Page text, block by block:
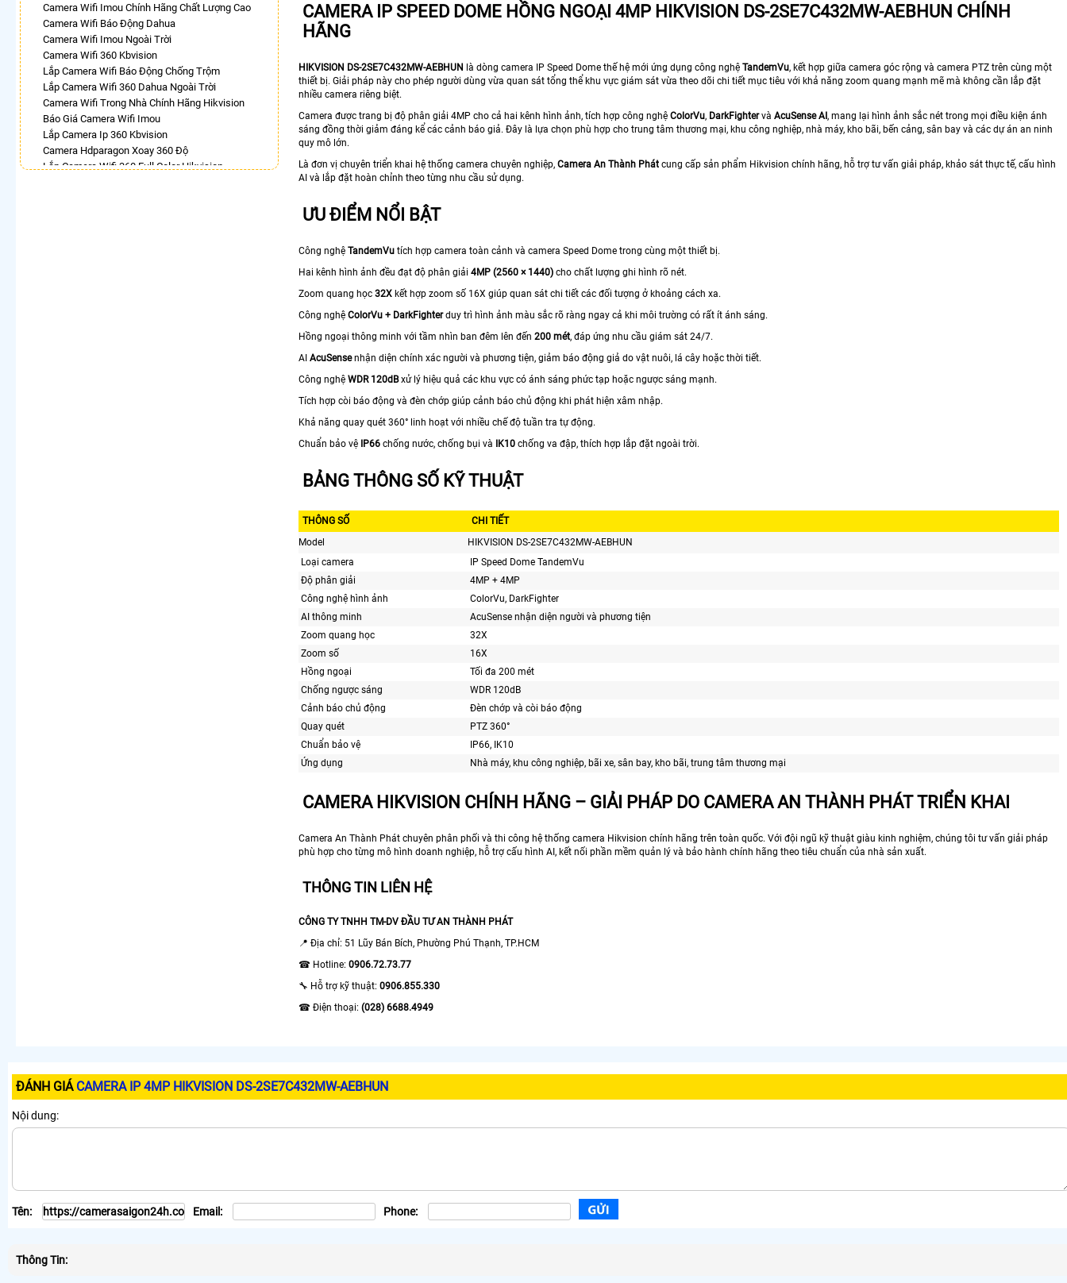
Camera Wifi Imou Chính Hãng Chất Lượng Cao
Camera Wifi Báo Động Dahua
Camera Wifi Imou Ngoài Trời
Camera Wifi 360 Kbvision
Lắp Camera Wifi Báo Động Chống Trộm
Lắp Camera Wifi 360 Dahua Ngoài Trời
Camera Wifi Trong Nhà Chính Hãng Hikvision
Báo Giá Camera Wifi Imou
Lắp Camera Ip 360 Kbvision
Camera Hdparagon Xoay 360 Độ
Lắp Camera Wifi 360 Full Color Hikvision
CAMERA IP SPEED DOME HỒNG NGOẠI 4MP HIKVISION DS-2SE7C432MW-AEBHUN CHÍNH
HÃNG
HIKVISION DS-2SE7C432MW-AEBHUN là dòng camera IP Speed Dome thế hệ mới ứng dụng công nghệ TandemVu, kết hợp giữa camera góc rộng và camera PTZ trên cùng một
thiết bị. Giải pháp này cho phép người dùng vừa quan sát tổng thể khu vực giám sát vừa theo dõi chi tiết mục tiêu với khả năng zoom quang mạnh mẽ mà không cần lắp đặt
nhiều camera riêng biệt.
Camera được trang bị độ phân giải 4MP cho cả hai kênh hình ảnh, tích hợp công nghệ ColorVu, DarkFightervà AcuSense AI, mang lại hình ảnh sắc nét trong mọi điều kiện ánh
sáng đồng thời giảm đáng kể các cảnh báo giả. Đây là lựa chọn phù hợp cho trung tâm thương mại, khu công nghiệp, nhà máy, kho bãi, bến cảng, sân bay và các dự án an ninh
quy mô lớn.
Là đơn vị chuyên triển khai hệ thống camera chuyên nghiệp, Camera An Thành Phát cung cấp sản phẩm Hikvision chính hãng, hỗ trợ tư vấn giải pháp, khảo sát thực tế, cấu hình
AI và lắp đặt hoàn chỉnh theo từng nhu cầu sử dụng.
ƯU ĐIỂM NỔI BẬT
Công nghệ TandemVu tích hợp camera toàn cảnh và camera Speed Dome trong cùng một thiết bị.
Hai kênh hình ảnh đều đạt độ phân giải 4MP (2560 × 1440) cho chất lượng ghi hình rõ nét.
Zoom quang học 32X kết hợp zoom số 16X giúp quan sát chi tiết các đối tượng ở khoảng cách xa.
Công nghệ ColorVu + DarkFighterduy trì hình ảnh màu sắc rõ ràng ngay cả khi môi trường có rất ít ánh sáng.
Hồng ngoại thông minh với tầm nhìn ban đêm lên đến 200 mét, đáp ứng nhu cầu giám sát 24/7.
AI AcuSensenhận diện chính xác người và phương tiện, giảm báo động giả do vật nuôi, lá cây hoặc thời tiết.
Công nghệ WDR 120dBxử lý hiệu quả các khu vực có ánh sáng phức tạp hoặc ngược sáng mạnh.
Tích hợp còi báo động và đèn chớp giúp cảnh báo chủ động khi phát hiện xâm nhập.
Khả năng quay quét 360° linh hoạt với nhiều chế độ tuần tra tự động.
Chuẩn bảo vệ IP66 chống nước, chống bụi và IK10 chống va đập, thích hợp lắp đặt ngoài trời.
BẢNG THÔNG SỐ KỸ THUẬT
THÔNG SỐ
CHI TIẾT
Model
HIKVISION DS-2SE7C432MW-AEBHUN
Loại camera
IP Speed Dome TandemVu
Độ phân giải
4MP + 4MP
Công nghệ hình ảnh
ColorVu, DarkFighter
AI thông minh
AcuSense nhận diện người và phương tiện
Zoom quang học
32X
Zoom số
16X
Hồng ngoại
Tối đa 200 mét
Chống ngược sáng
WDR 120dB
Cảnh báo chủ động
Đèn chớp và còi báo động
Quay quét
PTZ 360°
Chuẩn bảo vệ
IP66, IK10
Ứng dụng
Nhà máy, khu công nghiệp, bãi xe, sân bay, kho bãi, trung tâm thương mại
CAMERA HIKVISION CHÍNH HÃNG – GIẢI PHÁP DO CAMERA AN THÀNH PHÁT TRIỂN KHAI
Camera An Thành Phát chuyên phân phối và thi công hệ thống camera Hikvision chính hãng trên toàn quốc. Với đội ngũ kỹ thuật giàu kinh nghiệm, chúng tôi tư vấn giải pháp
phù hợp cho từng mô hình doanh nghiệp, hỗ trợ cấu hình AI, kết nối phần mềm quản lý và bảo hành chính hãng theo tiêu chuẩn của nhà sản xuất.
THÔNG TIN LIÊN HỆ
CÔNG TY TNHH TM-DV ĐẦU TƯ AN THÀNH PHÁT
📍 Địa chỉ: 51 Lũy Bán Bích, Phường Phú Thạnh, TP.HCM
☎ Hotline: 0906.72.73.77
🔧 Hỗ trợ kỹ thuật: 0906.855.330
☎ Điện thoại: (028) 6688.4949
ĐÁNH GIÁ CAMERA IP 4MP HIKVISION DS-2SE7C432MW-AEBHUN
Nội dung:
Tên: Email: Phone:
Thông Tin: